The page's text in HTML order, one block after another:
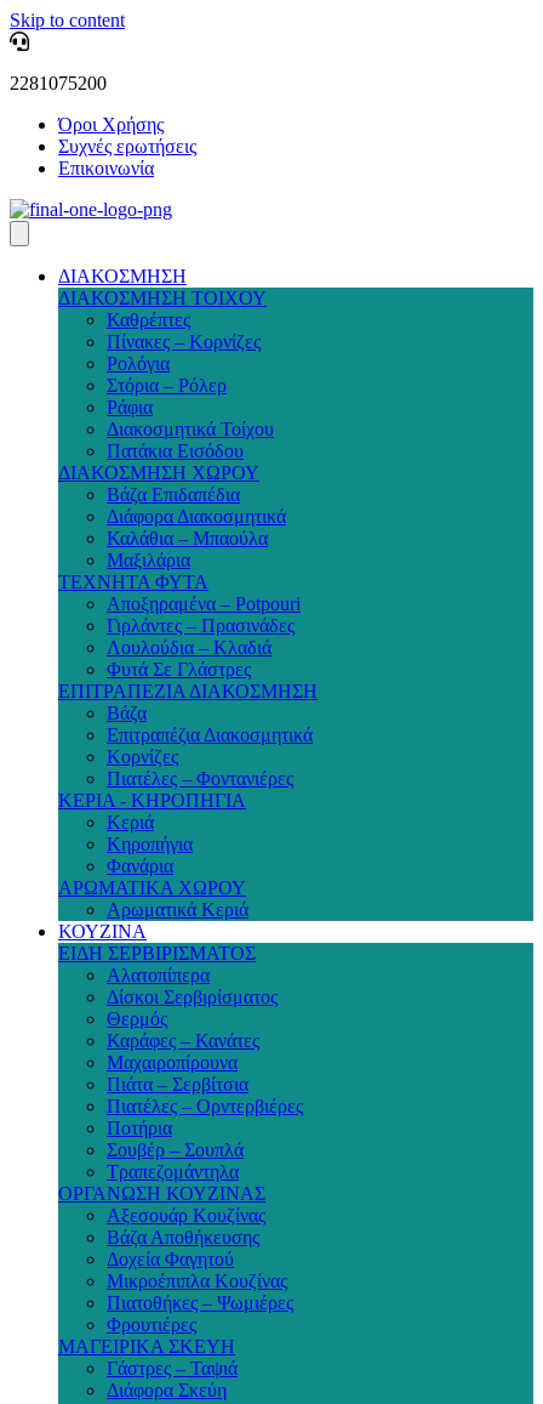
Skip to content
2281075200
Όροι Χρήσης
Συχνές ερωτήσεις
Επικοινωνία
ΔΙΑΚΟΣΜΗΣΗ
ΔΙΑΚΟΣΜΗΣΗ ΤΟΙΧΟΥ
Καθρέπτες
Πίνακες – Κορνίζες
Ρολόγια
Στόρια – Ρόλερ
Ράφια
Διακοσμητικά Τοίχου
Πατάκια Εισόδου
ΔΙΑΚΟΣΜΗΣΗ ΧΩΡΟΥ
Βάζα Επιδαπέδια
Διάφορα Διακοσμητικά
Καλάθια – Μπαούλα
Μαξιλάρια
ΤΕΧΝΗΤΑ ΦΥΤΑ
Αποξηραμένα – Potpouri
Γιρλάντες – Πρασινάδες
Λουλούδια – Κλαδιά
Φυτά Σε Γλάστρες
ΕΠΙΤΡΑΠΕΖΙΑ ΔΙΑΚΟΣΜΗΣΗ
Βάζα
Επιτραπέζια Διακοσμητικά
Κορνίζες
Πιατέλες – Φοντανιέρες
ΚΕΡΙΑ - ΚΗΡΟΠΗΓΙΑ
Κεριά
Κηροπήγια
Φανάρια
ΑΡΩΜΑΤΙΚΑ ΧΩΡΟΥ
Αρωματικά Κεριά
ΚΟΥΖΙΝΑ
ΕΙΔΗ ΣΕΡΒΙΡΙΣΜΑΤΟΣ
Αλατοπίπερα
Δίσκοι Σερβιρίσματος
Θερμός
Καράφες – Κανάτες
Μαχαιροπίρουνα
Πιάτα – Σερβίτσια
Πιατέλες – Ορντερβιέρες
Ποτήρια
Σουβέρ – Σουπλά
Τραπεζομάντηλα
ΟΡΓΑΝΩΣΗ ΚΟΥΖΙΝΑΣ
Αξεσουάρ Κουζίνας
Βάζα Αποθήκευσης
Δοχεία Φαγητού
Μικροέπιπλα Κουζίνας
Πιατοθήκες – Ψωμιέρες
Φρουτιέρες
ΜΑΓΕΙΡΙΚΑ ΣΚΕΥΗ
Γάστρες – Ταψιά
Διάφορα Σκεύη